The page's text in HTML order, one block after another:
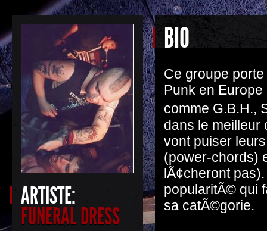
ARTISTE:
FUNERAL DRESS
BIO
Ce groupe
Punk en
comme G.B.H.,
dans le
vont puiser
(power-chords)
lÃ¢cheront
popularitÃ© qui
sa catÃ©gorie.